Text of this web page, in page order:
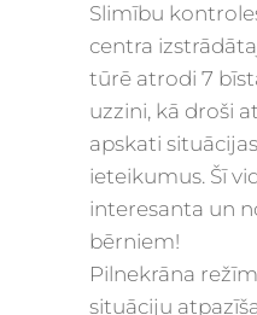
Slimību
centra
tūrē atrodi 7
uzzini, kā droši
apskati
ieteikumus. Šī
interesanta un
bērniem!
Pilnekrāna
situāciju